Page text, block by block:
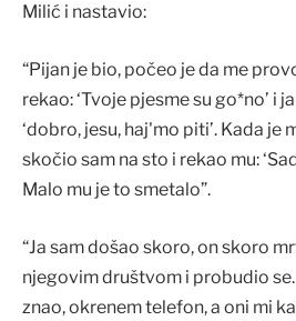
Milić i nastavio:
“Pijan je bio, počeo je da me
rekao: ‘Tvoje pjesme su go*no’ i
‘dobro, jesu, haj'mo piti’. Kada je
skočio sam na sto i rekao mu:
Malo mu je to smetalo”.
“Ja sam došao skoro, on skoro
njegovim društvom i probudio
znao, okrenem telefon, a oni mi